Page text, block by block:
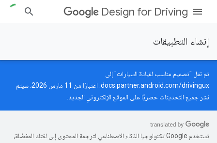
Design for Driving
إنشاء التطبيقات
تم نقل "تصميم مناسب لقيادة السيارات" إلى
docs.partner.android.com/drivingux
. اعتبارًا من 11 مارس 2026، سيتم
نشر جميع التحديثات حصريًا على الموقع الإلكتروني الجديد.
تستخدم Google تكنولوجيا الذكاء الاصطناعي لترجمة المحتوى إلى لغتك المفضّلة،